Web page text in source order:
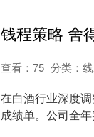
查看： 75 分类：
在白酒行业深度
成绩单。公司全